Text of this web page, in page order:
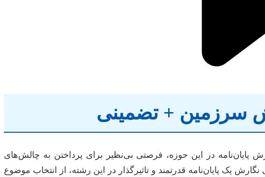
سرزمین + تضمینی
در این حوزه، فرصتی بی‌نظیر برای پرداختن به چالش‌های
یک پایان‌نامه قدرتمند و تاثیرگذار در این رشته، از انتخاب موضوع